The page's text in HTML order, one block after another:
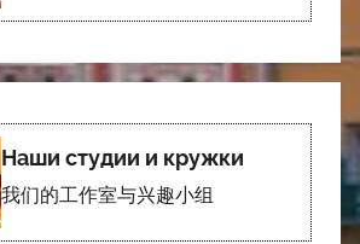
Наши студии и кружки
我们的工作室与兴趣小组